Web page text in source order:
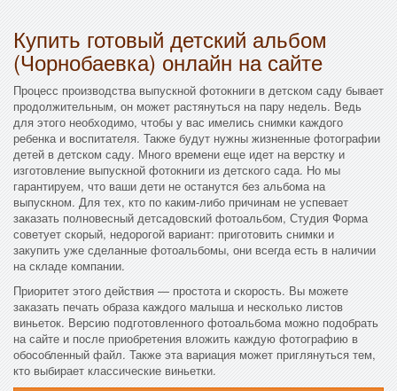
Купить готовый детский альбом
(Чорнобаевка) онлайн на сайте
Процесс производства выпускной фотокниги в детском саду бывает
продолжительным, он может растянуться на пару недель. Ведь
для этого необходимо, чтобы у вас имелись снимки каждого
ребенка и воспитателя. Также будут нужны жизненные фотографии
детей в детском саду. Много времени еще идет на верстку и
изготовление выпускной фотокниги из детского сада. Но мы
гарантируем, что ваши дети не останутся без альбома на
выпускном. Для тех, кто по каким-либо причинам не успевает
заказать полновесный детсадовский фотоальбом, Студия Форма
советует скорый, недорогой вариант: приготовить снимки и
закупить уже сделанные фотоальбомы, они всегда есть в наличии
на складе компании.
Приоритет этого действия — простота и скорость. Вы можете
заказать печать образа каждого малыша и несколько листов
виньеток. Версию подготовленного фотоальбома можно подобрать
на сайте и после приобретения вложить каждую фотографию в
обособленный файл. Также эта вариация может приглянуться тем,
кто выбирает классические виньетки.